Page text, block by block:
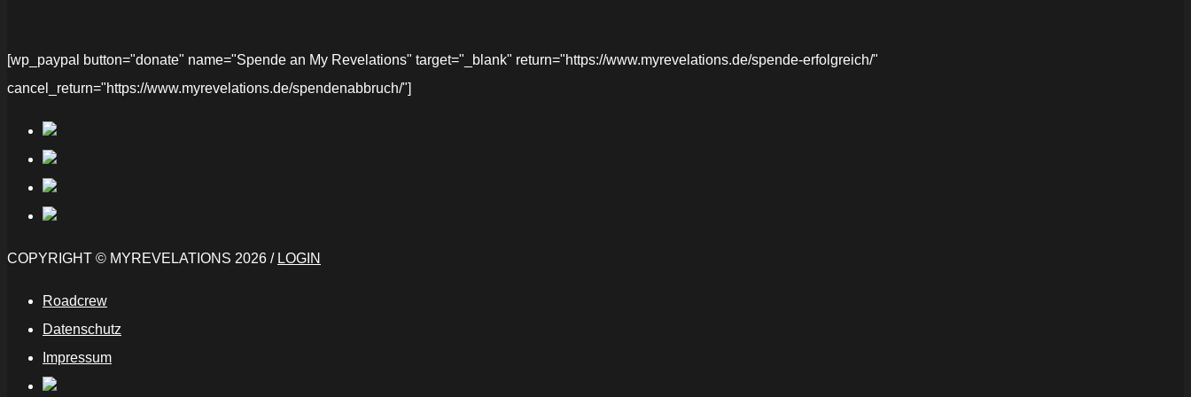
[wp_paypal button="donate" name="Spende an My Revelations" target="_blank" return="https://www.myrevelations.de/spende-erfolgreich/"
cancel_return="https://www.myrevelations.de/spendenabbruch/"]
COPYRIGHT © MYREVELATIONS 2026 / LOGIN
Roadcrew
Datenschutz
Impressum